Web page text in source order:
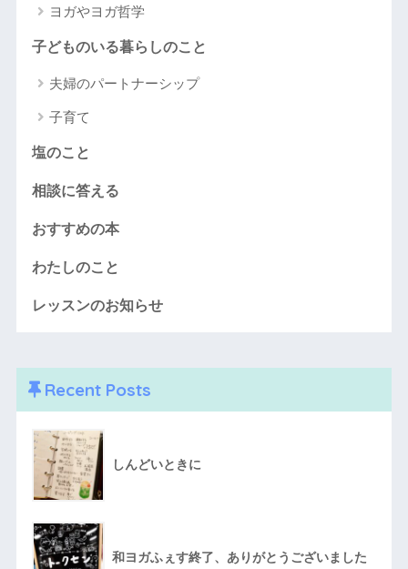
ヨガやヨガ哲学
子どものいる暮らしのこと
夫婦のパートナーシップ
子育て
塩のこと
相談に答える
おすすめの本
わたしのこと
レッスンのお知らせ
Recent Posts
しんどいときに
和ヨガふぇす終了、ありがとうございました